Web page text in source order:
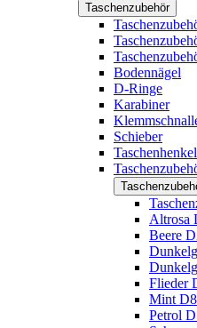
Taschenzubehör
Bodennägel
D-Ringe
Karabiner
Schieber
Taschenhenkel
Altrosa
Beere
Flieder
Mint
Petrol